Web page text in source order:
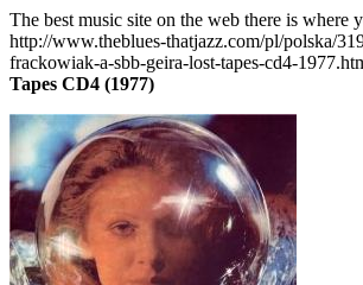
The best music site on the web there is where
http://www.theblues-thatjazz.com/pl/polska/
frackowiak-a-sbb-geira-lost-tapes-cd4-
Tapes CD4 (1977)